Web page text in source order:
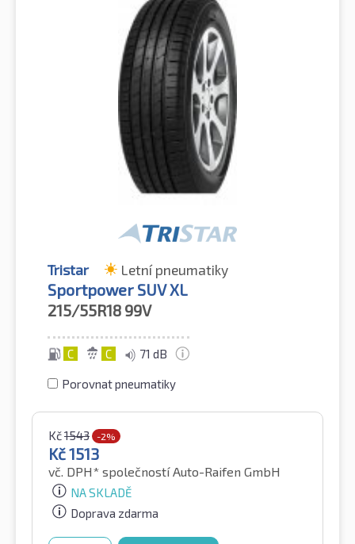
Tristar Letní pneumatiky
Sportpower SUV XL
215/55R18 99V
C C 71 dB
Porovnat pneumatiky
Kč1543 -2%
Kč1513
vč. DPH* společností Auto-Raifen GmbH
NA SKLADĚ
Doprava zdarma